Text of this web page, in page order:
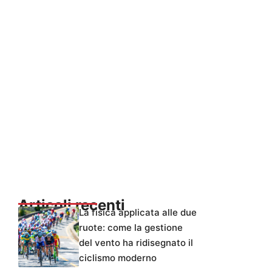
Articoli recentiLa fisica applicata alle due
ruote: come la gestione
del vento ha ridisegnato il
ciclismo moderno